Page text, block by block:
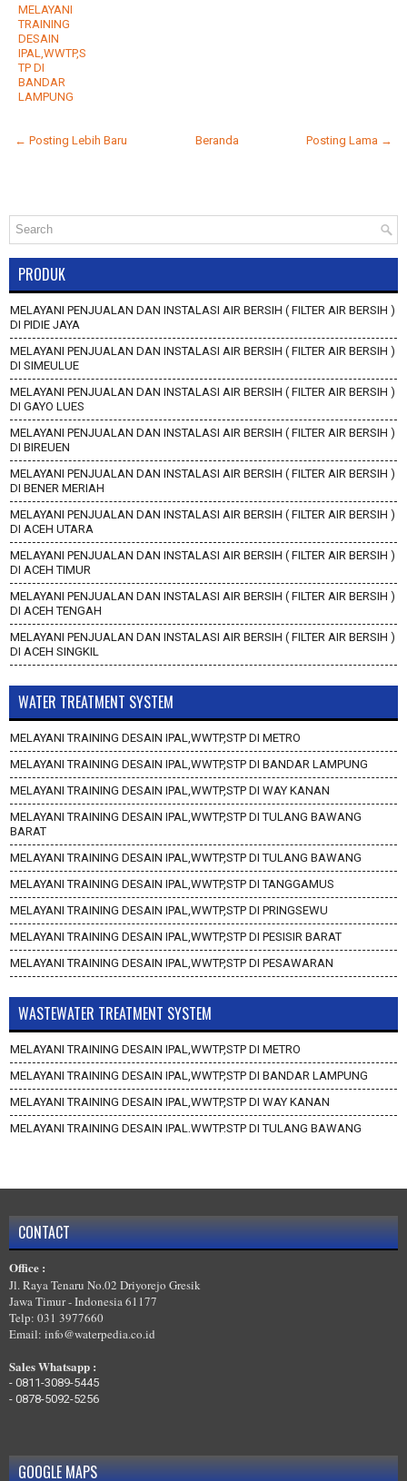
MELAYANI
TRAINING
DESAIN
IPAL,WWTP,S
TP DI
BANDAR
LAMPUNG
← Posting Lebih Baru Posting Lama →
Beranda
PRODUK
MELAYANI PENJUALAN DAN INSTALASI AIR BERSIH ( FILTER AIR BERSIH )
DI PIDIE JAYA
MELAYANI PENJUALAN DAN INSTALASI AIR BERSIH ( FILTER AIR BERSIH )
DI SIMEULUE
MELAYANI PENJUALAN DAN INSTALASI AIR BERSIH ( FILTER AIR BERSIH )
DI GAYO LUES
MELAYANI PENJUALAN DAN INSTALASI AIR BERSIH ( FILTER AIR BERSIH )
DI BIREUEN
MELAYANI PENJUALAN DAN INSTALASI AIR BERSIH ( FILTER AIR BERSIH )
DI BENER MERIAH
MELAYANI PENJUALAN DAN INSTALASI AIR BERSIH ( FILTER AIR BERSIH )
DI ACEH UTARA
MELAYANI PENJUALAN DAN INSTALASI AIR BERSIH ( FILTER AIR BERSIH )
DI ACEH TIMUR
MELAYANI PENJUALAN DAN INSTALASI AIR BERSIH ( FILTER AIR BERSIH )
DI ACEH TENGAH
MELAYANI PENJUALAN DAN INSTALASI AIR BERSIH ( FILTER AIR BERSIH )
DI ACEH SINGKIL
WATER TREATMENT SYSTEM
MELAYANI TRAINING DESAIN IPAL,WWTP,STP DI METRO
MELAYANI TRAINING DESAIN IPAL,WWTP,STP DI BANDAR LAMPUNG
MELAYANI TRAINING DESAIN IPAL,WWTP,STP DI WAY KANAN
MELAYANI TRAINING DESAIN IPAL,WWTP,STP DI TULANG BAWANG
BARAT
MELAYANI TRAINING DESAIN IPAL,WWTP,STP DI TULANG BAWANG
MELAYANI TRAINING DESAIN IPAL,WWTP,STP DI TANGGAMUS
MELAYANI TRAINING DESAIN IPAL,WWTP,STP DI PRINGSEWU
MELAYANI TRAINING DESAIN IPAL,WWTP,STP DI PESISIR BARAT
MELAYANI TRAINING DESAIN IPAL,WWTP,STP DI PESAWARAN
WASTEWATER TREATMENT SYSTEM
MELAYANI TRAINING DESAIN IPAL,WWTP,STP DI METRO
MELAYANI TRAINING DESAIN IPAL,WWTP,STP DI BANDAR LAMPUNG
MELAYANI TRAINING DESAIN IPAL,WWTP,STP DI WAY KANAN
MELAYANI TRAINING DESAIN IPAL,WWTP,STP DI TULANG BAWANG
MELAYANI TRAINING DESAIN IPAL,WWTP,STP DI PESISIR BARAT
MELAYANI TRAINING DESAIN IPAL,WWTP,STP DI PESAWARAN
CONTACT
Office :
Jl. Raya Tenaru No.02 Driyorejo Gresik
Jawa Timur - Indonesia 61177
Telp: 031 3977660
Email: info@waterpedia.co.id
Sales Whatsapp :
- 0811-3089-5445
- 0878-5092-5256
GOOGLE MAPS